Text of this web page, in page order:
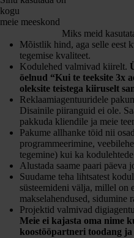
kogu
meie meeskond
Miks meid
Mõistlik hind, aga selle eest
tegemise kvaliteet.
Kodulehed valmivad kiirelt.
öelnud “Kui te teeksite 3x
oleksite teistega kiiruselt
Reklaamiagentuuridele
Disainile piiranguid ei ole.
pakkuda kliendile ja meie
Pakume allhanke töid nii
programmeerimine,
tegemine) kui ka
Alustada saame paari päeva
Suudame teha lihtsatest
süsteemideni välja, millel on
makselahendused, sidumine
Projektid valmivad
Meie ei kajasta oma nime
koostööpartneri toodang